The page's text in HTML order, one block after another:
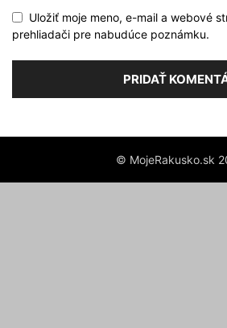
Uložiť moje meno, e-mail a webové
prehliadači pre nabudúce poznámku.
© MojeRakusko.sk